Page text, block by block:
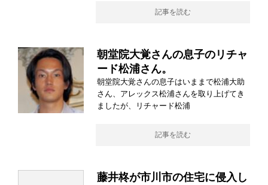
記事を読む
朝堂院大覚さんの息子のリチャ
ード松浦さん。
朝堂院大覚さんの息子はいままで松浦大助
さん、アレックス松浦さんを取り上げてき
ましたが、リチャード松浦
記事を読む
藤井柊が市川市の住宅に侵入し